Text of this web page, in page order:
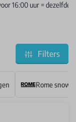
16:00 uur = dezelfde
Filters
Rome